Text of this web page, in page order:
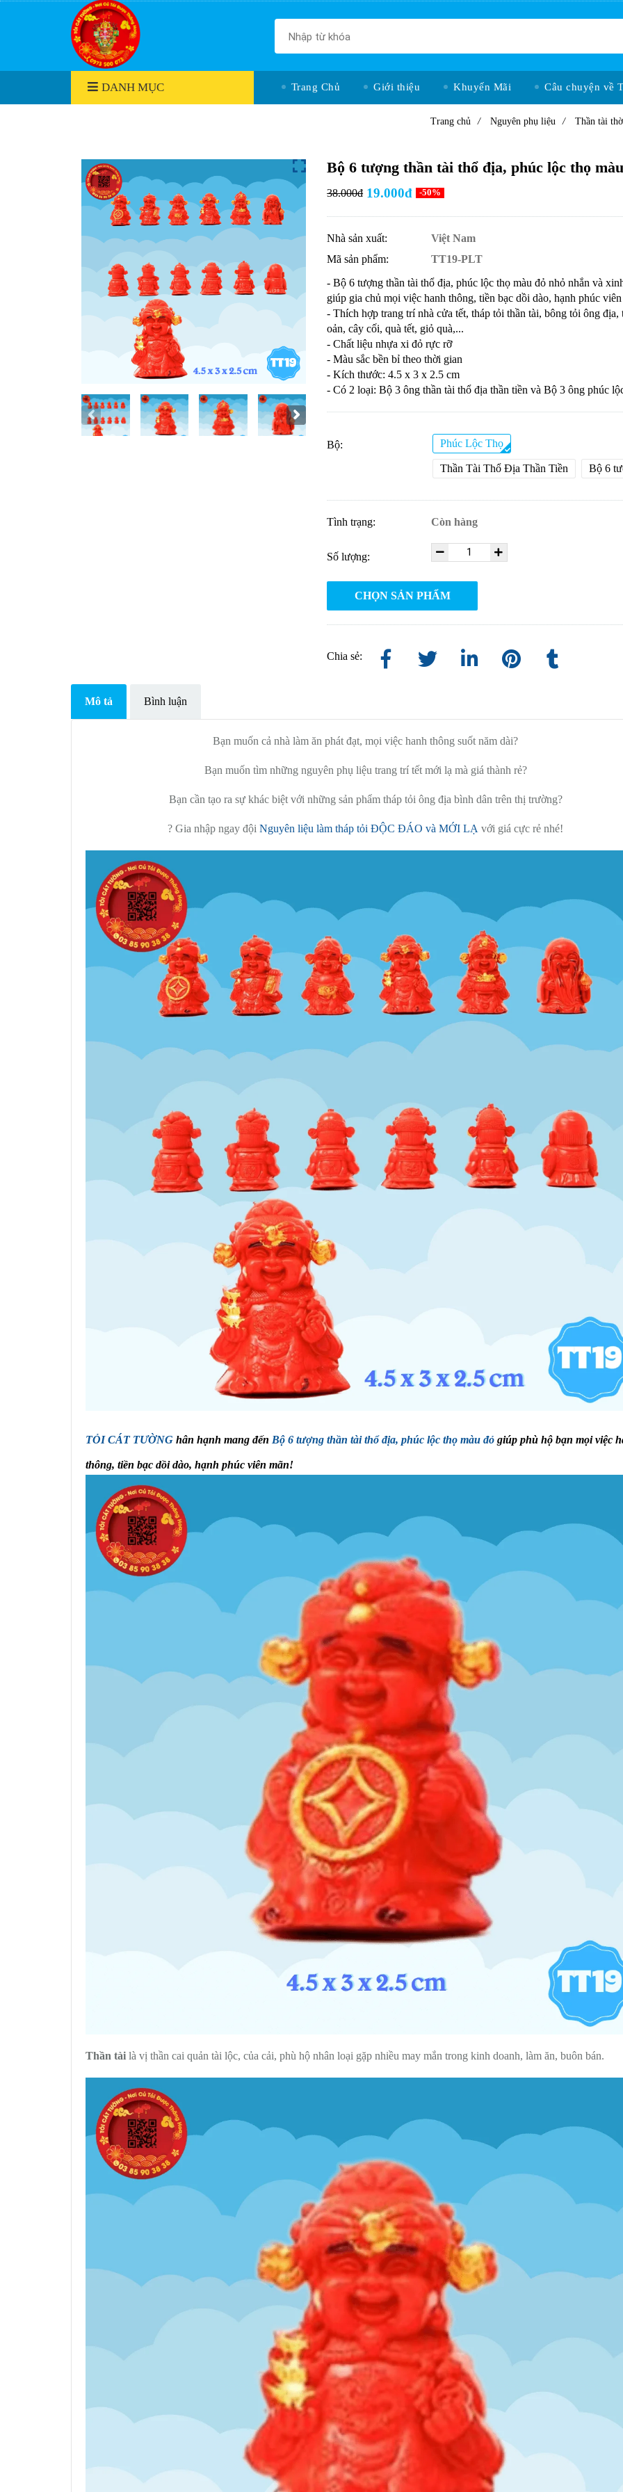
DANH MỤC Trang Chủ Giới thiệu Khuyến Mãi Câu chuyện về
Trang chủ / Nguyên phụ liệu / Thần tài
Bộ 6 tượng thần tài thổ địa, phúc lộc thọ
38.000đ 19.000đ -50%
Nhà sản xuất:
Việt Nam
Mã sản phẩm:
TT19-PLT
- Bộ 6 tượng thần tài thổ địa, phúc lộc thọ màu đỏ nhỏ nhắn và
giúp gia chủ mọi việc hanh thông, tiền bạc dồi dào, hạnh phúc
- Thích hợp trang trí nhà cửa tết, tháp tỏi thần tài, bông tỏi ông địa,
oản, cây cối, quà tết, giỏ quà,...
- Chất liệu nhựa xi đỏ rực rỡ
- Màu sắc bền bỉ theo thời gian
- Kích thước: 4.5 x 3 x 2.5 cm
- Có 2 loại: Bộ 3 ông thần tài thổ địa thần tiền và Bộ 3 ông phúc
Bộ: Phúc Lộc Thọ
Thần Tài Thổ Địa Thần Tiền Bộ 6
Tình trạng: Còn hàng
Số lượng:
CHỌN SẢN PHẨM
Chia sẻ:
Mô tả Bình luận
Bạn muốn cả nhà làm ăn phát đạt, mọi việc hanh thông suốt năm dài?
Bạn muốn tìm những nguyên phụ liệu trang trí tết mới lạ mà giá thành rẻ?
Bạn cần tạo ra sự khác biệt với những sản phẩm tháp tỏi ông địa bình dân trên thị trường?
? Gia nhập ngay độiNguyên liệu làm tháp tỏi ĐỘC ĐÁO và MỚI LẠ với giá cực rẻ nhé!
TỎI CÁT TƯỜNG hân hạnh mang đến Bộ 6 tượng thần tài thổ địa, phúc lộc thọ màu đỏ giúp phù hộ bạn mọi việc
thông, tiền bạc dồi dào, hạnh phúc viên mãn!
Thần tài là vị thần cai quản tài lộc, của cải, phù hộ nhân loại gặp nhiều may mắn trong kinh doanh, làm ăn, buôn bán.